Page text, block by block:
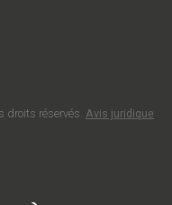
droits réservés. Avis juridique